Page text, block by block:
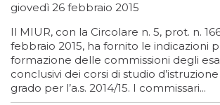
giovedì 26 febbraio 2015
Il MIUR, con la Circolare n. 5, prot. n.
febbraio 2015, ha fornito le indicazioni
formazione delle commissioni degli
conclusivi dei corsi di studio
grado per l’a.s. 2014/15. I commissari...